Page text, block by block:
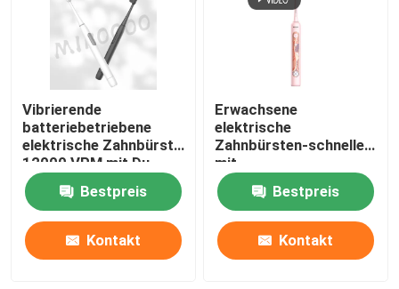
Vibrierende
batteriebetriebene
elektrische Zahnbürste
12000 VPM mit Du
Pont Borsten
Bestpreis
Kontakt
Erwachsene
elektrische
Zahnbürsten-schnelle
mit
Ultraschallaufladung
wasserdicht mit 4 Modi
Bestpreis
Kontakt